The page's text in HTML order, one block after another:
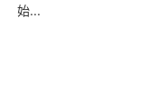
始...